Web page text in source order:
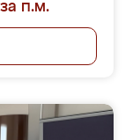
п.м.